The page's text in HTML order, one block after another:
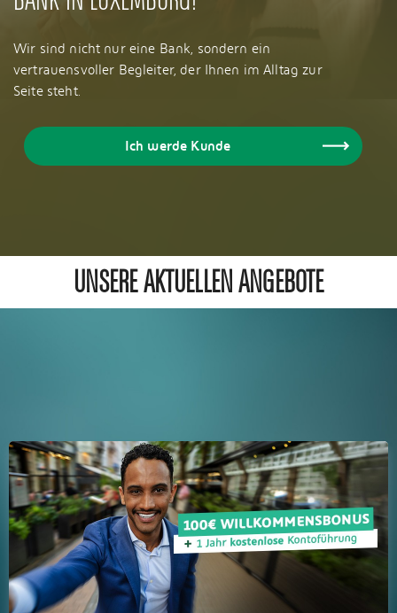
Wir sind nicht nur eine Bank, sondern ein
vertrauensvoller Begleiter, der Ihnen im Alltag zur
Seite steht.
Ich werde Kunde
UNSERE AKTUELLEN ANGEBOTE